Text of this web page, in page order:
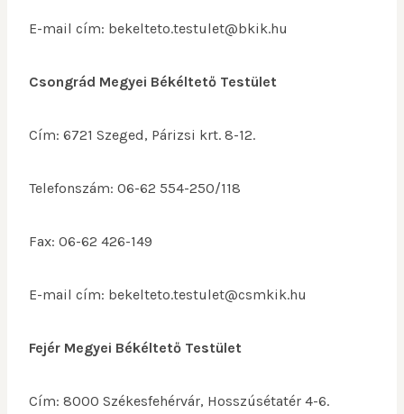
E-mail cím: bekelteto.testulet@bkik.hu
Csongrád Megyei Békéltető Testület
Cím: 6721 Szeged, Párizsi krt. 8-12.
Telefonszám: 06-62 554-250/118
Fax: 06-62 426-149
E-mail cím: bekelteto.testulet@csmkik.hu
Fejér Megyei Békéltető Testület
Cím: 8000 Székesfehérvár, Hosszúsétatér 4-6.